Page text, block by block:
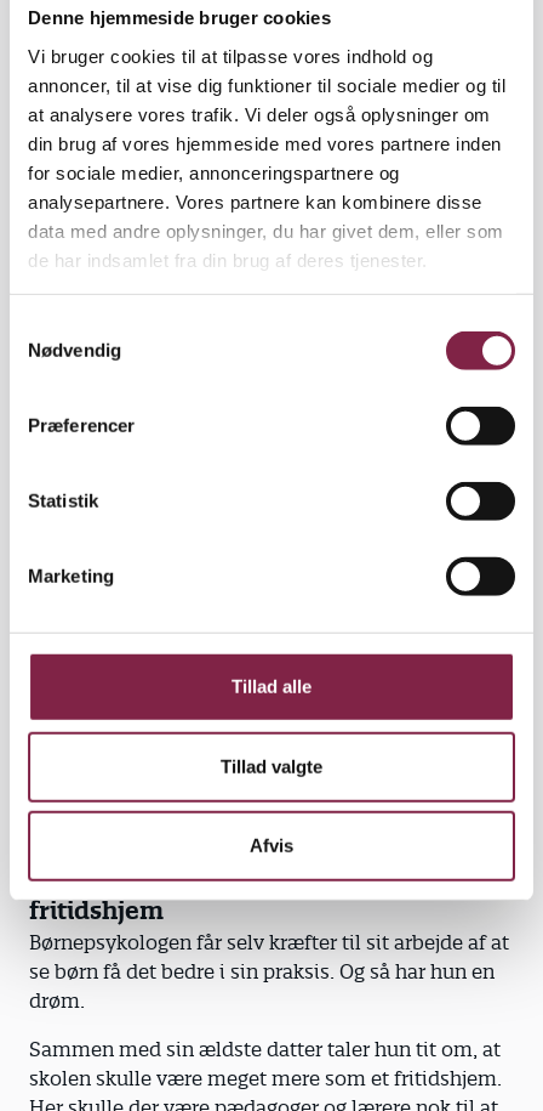
Denne hjemmeside bruger cookies
Vi bruger cookies til at tilpasse vores indhold og
annoncer, til at vise dig funktioner til sociale medier og til
at analysere vores trafik. Vi deler også oplysninger om
din brug af vores hjemmeside med vores partnere inden
for sociale medier, annonceringspartnere og
analysepartnere. Vores partnere kan kombinere disse
data med andre oplysninger, du har givet dem, eller som
de har indsamlet fra din brug af deres tjenester.
Nødvendig
Præferencer
Statistik
Marketing
Tillad alle
Tillad valgte
Afvis
Isolation:Barnet er brændt sammen, og
kroppen gennemtvinger simpelthen den
nødvendige sygemelding på grund af
overbelastning.
Kilde: 'Spot mistrivsel' af Ulla Dyrløv, Forlaget
Gutkind 2024 (Kapitel 3).
fagpersoner må kræve af vores politikere, at der
bliver investeret massivt i barndommen og
børnene. Men indtil det sker, skal vi blive ved med
at hjælpe alle de børn, vi kan. For det er også, når vi
hjælper, at vi får kræfter til at blive ved,” siger Ulla
Dyrløv,
I en skole, der var mere som et
fritidshjem, ville børnene have
mindre skæld ud og løftet
Ulla Dyrløv, psykolog og forfatter
Drømmer om en skole som et
fritidshjem
Børnepsykologen får selv kræfter til sit arbejde af at
se børn få det bedre i sin praksis. Og så har hun en
drøm.
Sammen med sin ældste datter taler hun tit om, at
skolen skulle være meget mere som et fritidshjem.